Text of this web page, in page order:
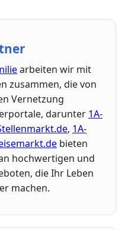
arbeiten wir mit
zusammen, die von
Vernetzung
darunter 1A-
, 1A-
bieten
hochwertigen und
die Ihr Leben
machen.